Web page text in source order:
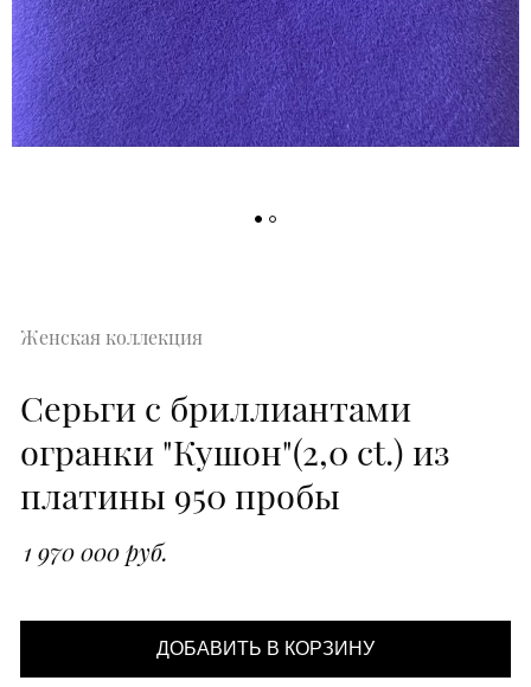
Женская коллекция
Серьги с бриллиантами
огранки "Кушон"(2,0 ct.) из
платины 950 пробы
1 970 000 руб.
ДОБАВИТЬ В КОРЗИНУ